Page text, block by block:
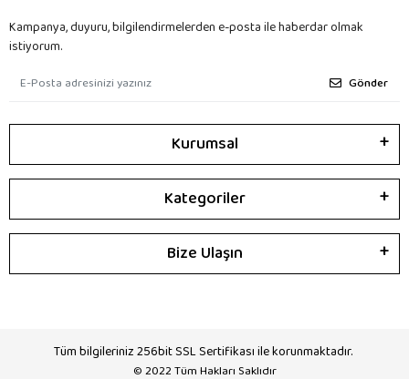
Kampanya, duyuru, bilgilendirmelerden e-posta ile haberdar olmak
istiyorum.
Gönder
Kurumsal
Kategoriler
Bize Ulaşın
Tüm bilgileriniz 256bit SSL Sertifikası ile korunmaktadır.
© 2022Tüm Hakları Saklıdır